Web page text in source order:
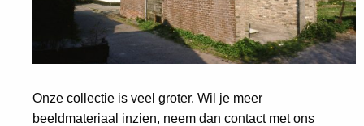
Onze collectie is veel groter. Wil je meer
beeldmateriaal inzien, neem dan contact met ons